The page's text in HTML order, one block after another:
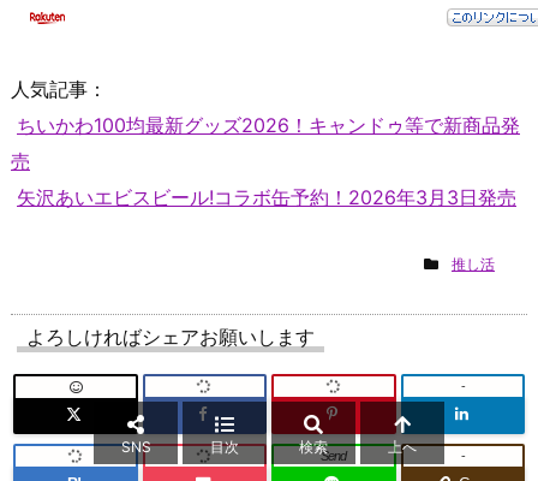
人気記事：
ちいかわ100均最新グッズ2026！キャンドゥ等で新商品発
売
矢沢あいエビスビール!コラボ缶予約！2026年3月3日発売
推し活
よろしければシェアお願いします
-
Send -
SNS 目次 検索 上へ